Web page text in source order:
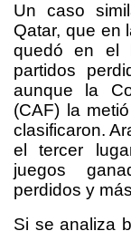
Un caso
Qatar, que en
quedó en el
partidos
aunque la
(CAF) la
clasificaron.
el tercer
juegos
perdidos y
Si se analiza